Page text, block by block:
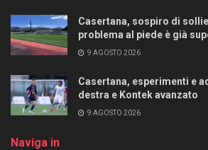
Casertana, sospiro di
problema al piede è già
9 AGOSTO 2026
Casertana, esperimenti e
destra e Kontek avanzato
9 AGOSTO 2026
Naviga in